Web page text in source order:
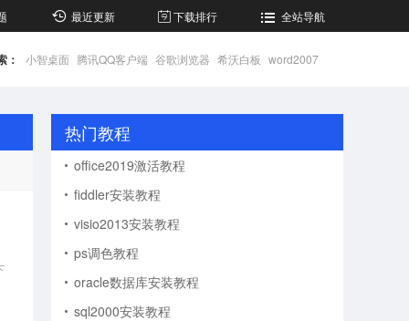
最近更新 下载排行 全站导航
： 小智桌面 腾讯QQ客户端 谷歌浏览器 希沃白板 word2007
热门教程
office2019激活教程
fiddler安装教程
visio2013安装教程
ps调色教程
oracle数据库安装教程
sql2000安装教程